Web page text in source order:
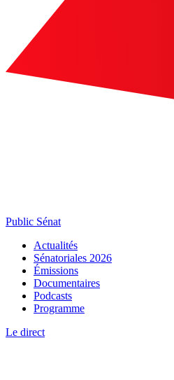
Public Sénat
Actualités
Sénatoriales 2026
Émissions
Documentaires
Podcasts
Programme
Le direct